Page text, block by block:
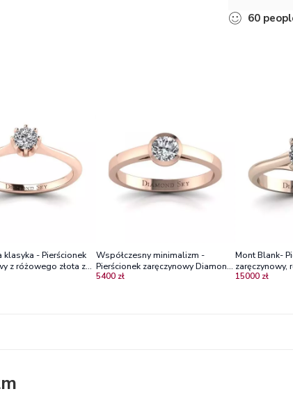
60
- Pierścionek
z różowego złota z
Współczesny minimalizm -
Pierścionek zaręczynowy Diamond
Sky z różowego złota z diamentem
5400 zł
Mont Blank-
zaręczynowy,
brylant
15000 zł